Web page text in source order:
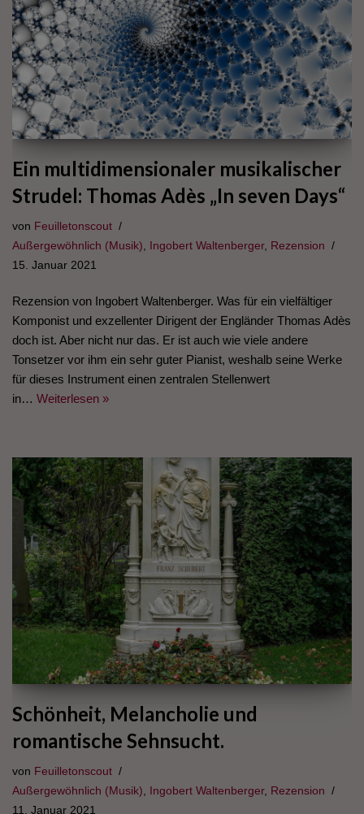
Ein multidimensionaler musikalischer
Strudel: Thomas Adès „In seven Days“
von Feuilletonscout
Außergewöhnlich (Musik)
Ingobert Waltenberger, Rezension
15. Januar 2021
Rezension von Ingobert Waltenberger. Was für ein vielfältiger
Komponist und exzellenter Dirigent der Engländer Thomas Adès
doch ist. Aber nicht nur das. Er ist auch wie viele andere
Tonsetzer vor ihm ein sehr guter Pianist, weshalb seine Werke
für dieses Instrument einen zentralen Stellenwert
in… Weiterlesen »
Schönheit, Melancholie und
romantische Sehnsucht.
von Feuilletonscout
Außergewöhnlich (Musik)
Ingobert Waltenberger, Rezension
11. Januar 2021